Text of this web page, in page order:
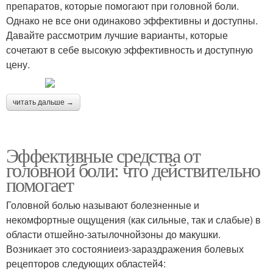
препаратов, которые помогают при головной боли.
Однако не все они одинаково эффективны и доступны.
Давайте рассмотрим лучшие варианты, которые
сочетают в себе высокую эффективность и доступную
цену.
читать дальше →
Эффективные средства от
головной боли: что действительно
помогает
Головной болью называют болезненные и
некомфортные ощущения (как сильные, так и слабые) в
области отшейно-затылочнойзоны до макушки.
Возникает это состояниеиз-зараздражения болевых
рецепторов следующих областей4: